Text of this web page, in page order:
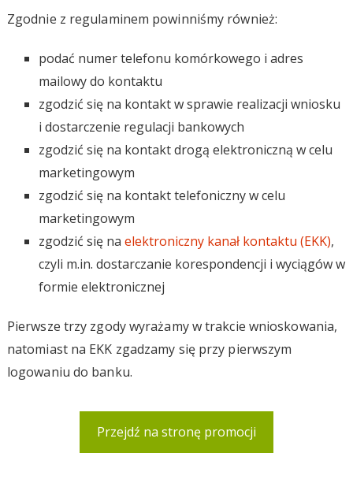
Zgodnie z regulaminem powinniśmy również:
podać numer telefonu komórkowego i adres
mailowy do kontaktu
zgodzić się na kontakt w sprawie realizacji wniosku
i dostarczenie regulacji bankowych
zgodzić się na kontakt drogą elektroniczną w celu
marketingowym
zgodzić się na kontakt telefoniczny w celu
marketingowym
zgodzić się na elektroniczny kanał kontaktu (EKK),
czyli m.in. dostarczanie korespondencji i wyciągów w
formie elektronicznej
Pierwsze trzy zgody wyrażamy w trakcie wnioskowania,
natomiast na EKK zgadzamy się przy pierwszym
logowaniu do banku.
Przejdź na stronę promocji